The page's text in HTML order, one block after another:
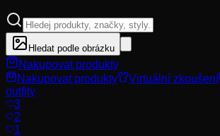
Hledat podle obrázku
Nakupovat produkty
Nakupovat produkty
Virtuální zkoušení
outfity
3
2
1